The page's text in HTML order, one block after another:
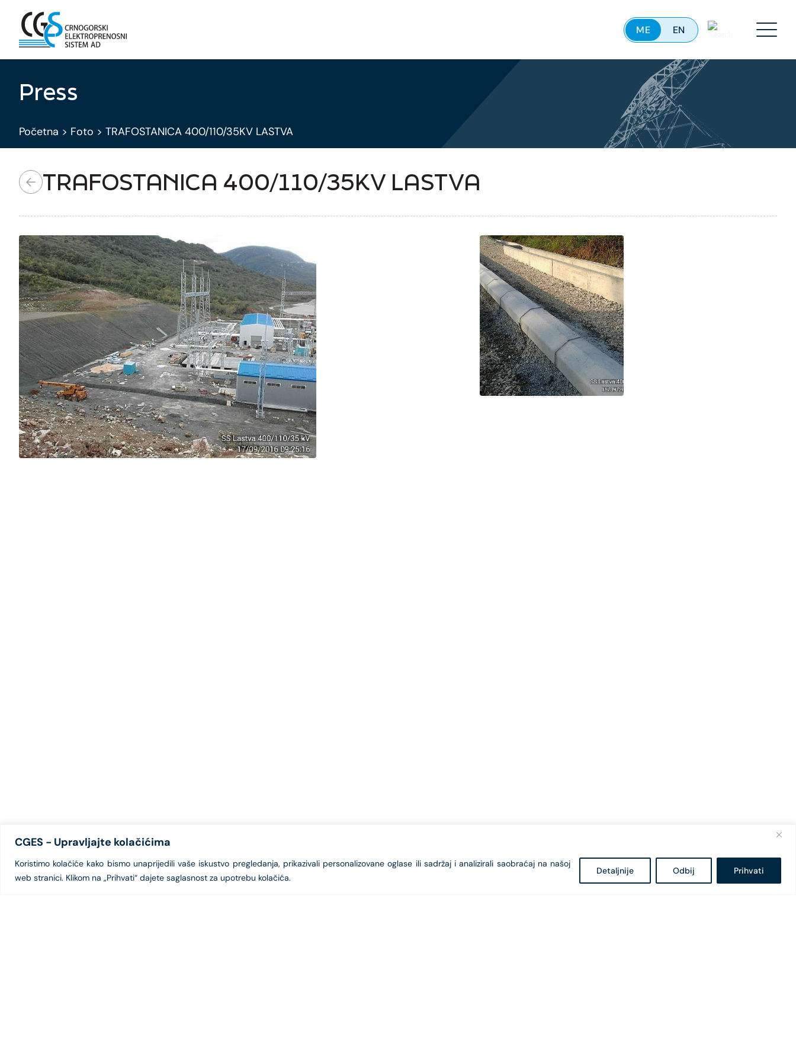
CGES - Upravljajte kolačićima
Koristimo kolačiće kako bismo unaprijedili vaše iskustvo pregledanja, prikazivali personalizovane oglase ili sadržaj i analizirali saobraćaj na našoj
web stranici. Klikom na „Prihvati“ dajete saglasnost za upotrebu kolačića.
Detaljnije Odbij Prihvati
ME EN Menu
Press
Početna > Foto > TRAFOSTANICA 400/110/35KV LASTVA
TRAFOSTANICA 400/110/35KV LASTVA